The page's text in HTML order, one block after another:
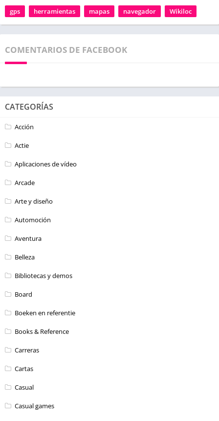
gps herramientas mapas navegador Wikiloc
COMENTARIOS DE FACEBOOK
CATEGORÍAS
Acción
Actie
Aplicaciones de vídeo
Arcade
Arte y diseño
Automoción
Aventura
Belleza
Bibliotecas y demos
Board
Boeken en referentie
Books & Reference
Carreras
Cartas
Casual
Casual games